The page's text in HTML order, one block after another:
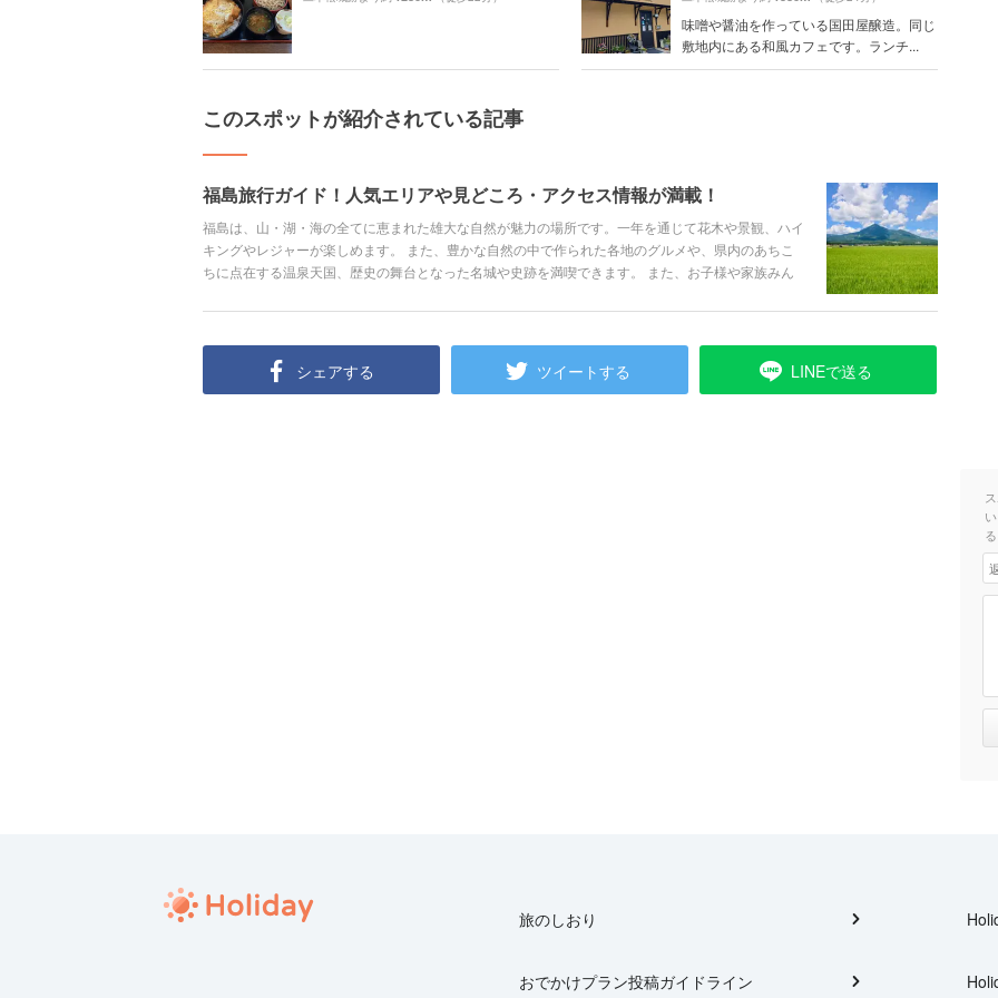
味噌や醤油を作っている国田屋醸造。同じ
敷地内にある和風カフェです。ランチ...
このスポットが紹介されている記事
福島旅行ガイド！人気エリアや見どころ・アクセス情報が満載！
福島は、山・湖・海の全てに恵まれた雄大な自然が魅力の場所です。一年を通じて花木や景観、ハイ
キングやレジャーが楽しめます。 また、豊かな自然の中で作られた各地のグルメや、県内のあちこ
ちに点在する温泉天国、歴史の舞台となった名城や史跡を満喫できます。 また、お子様や家族みん
ット、アクセス、おすすめのホテルにいたるまで、盛りだくさんでご紹介します。
シェアする ツイートする LINEで送る
旅のしおり
おでかけプラン投稿ガイドライン